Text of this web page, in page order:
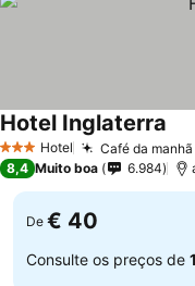
3 EstrelasHotel Café da
Hotel Inglaterra
8,4 Muito boa 6.984
De € 40
Consulte os preços de